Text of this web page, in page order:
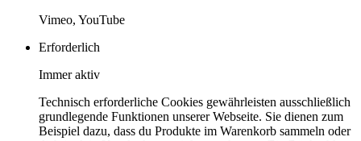
Vimeo, YouTube
Erforderlich
Immer aktiv
Technisch erforderliche Cookies gewährleisten ausschließlich
grundlegende Funktionen unserer Webseite. Sie dienen zum
Beispiel dazu, dass du Produkte im Warenkorb sammeln oder